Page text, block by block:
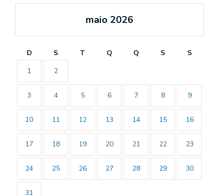
maio 2026
D S T Q Q S
S
1
2
3 4 5 6 7 8 9
10 11 12 13 14 15 16
17 18 19 20 21 22 23
24 25 26 27 28 29 30
31